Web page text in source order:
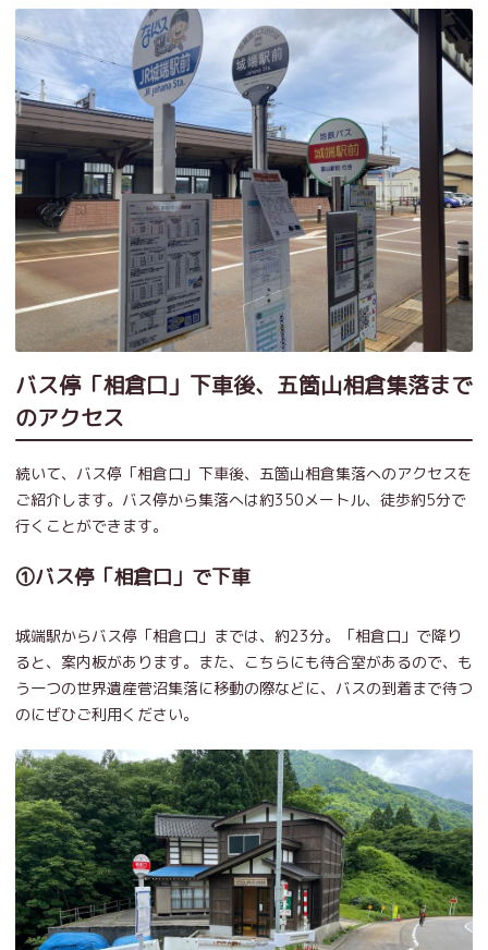
バス停「相倉口」下車後、五箇山相倉集落まで
のアクセス
続いて、バス停「相倉口」下車後、五箇山相倉集落へのアクセスを
ご紹介します。バス停から集落へは約350メートル、徒歩約5分で
行くことができます。
①バス停「相倉口」で下車
城端駅からバス停「相倉口」までは、約23分。「相倉口」で降り
ると、案内板があります。また、こちらにも待合室があるので、も
う一つの世界遺産菅沼集落に移動の際などに、バスの到着まで待つ
のにぜひご利用ください。